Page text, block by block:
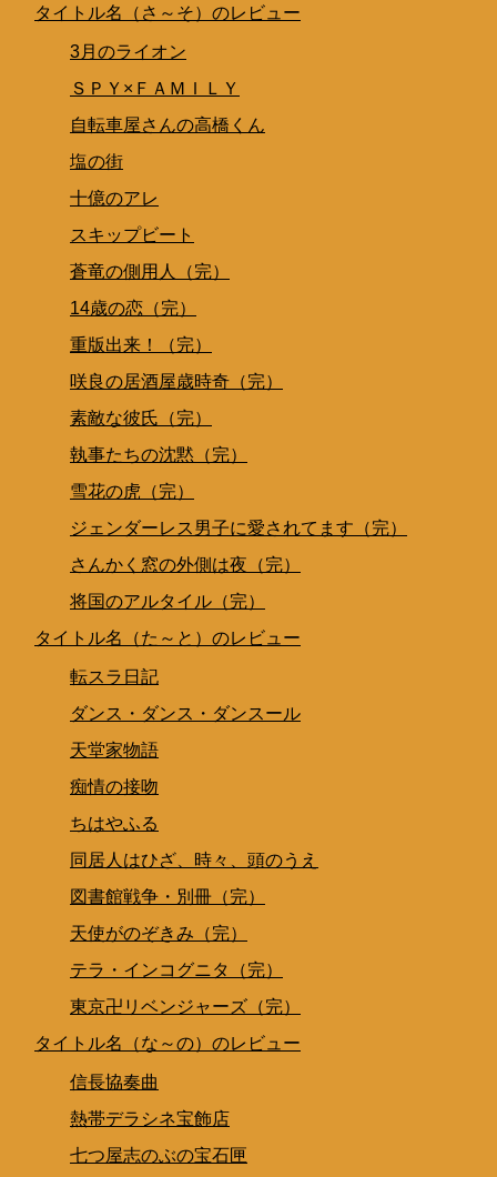
タイトル名（さ～そ）のレビュー
3月のライオン
ＳＰＹ×ＦＡＭＩＬＹ
自転車屋さんの高橋くん
塩の街
十億のアレ
スキップビート
蒼竜の側用人（完）
14歳の恋（完）
重版出来！（完）
咲良の居酒屋歳時奇（完）
素敵な彼氏（完）
執事たちの沈黙（完）
雪花の虎（完）
ジェンダーレス男子に愛されてます（完）
さんかく窓の外側は夜（完）
将国のアルタイル（完）
タイトル名（た～と）のレビュー
転スラ日記
ダンス・ダンス・ダンスール
天堂家物語
痴情の接吻
ちはやふる
同居人はひざ、時々、頭のうえ
図書館戦争・別冊（完）
天使がのぞきみ（完）
テラ・インコグニタ（完）
東京卍リベンジャーズ（完）
タイトル名（な～の）のレビュー
信長協奏曲
熱帯デラシネ宝飾店
七つ屋志のぶの宝石匣